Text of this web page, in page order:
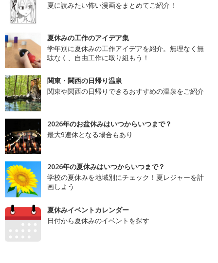
夏に読みたい怖い漫画をまとめてご紹介！
夏休みの工作のアイデア集
学年別に夏休みの工作アイデアを紹介。無理なく無
駄なく、自由工作に取り組もう！
関東・関西の日帰り温泉
関東や関西の日帰りできるおすすめの温泉をご紹介
2026年のお盆休みはいつからいつまで？
最大9連休となる場合もあり
2026年の夏休みはいつからいつまで？
学校の夏休みを地域別にチェック！夏レジャーを計
画しよう
夏休みイベントカレンダー
日付から夏休みのイベントを探す